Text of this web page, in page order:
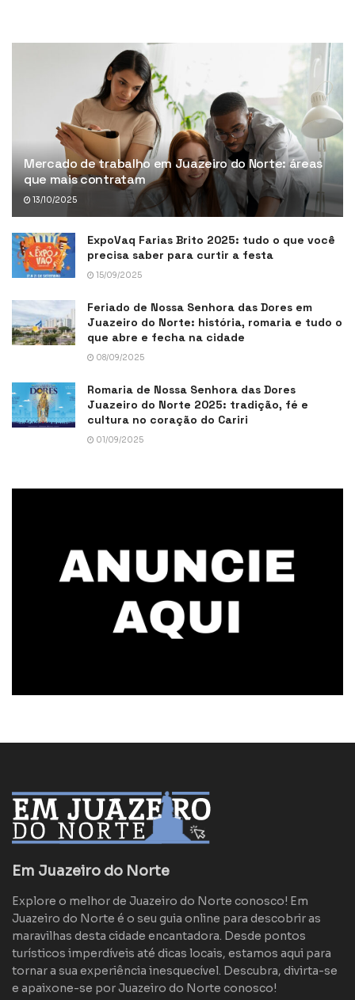
Mercado de trabalho em Juazeiro do Norte: áreas
que mais contratam
13/10/2025
ExpoVaq Farias Brito 2025: tudo o que você
precisa saber para curtir a festa
15/09/2025
Feriado de Nossa Senhora das Dores em
Juazeiro do Norte: história, romaria e tudo o
que abre e fecha na cidade
08/09/2025
Romaria de Nossa Senhora das Dores
Juazeiro do Norte 2025: tradição, fé e
cultura no coração do Cariri
01/09/2025
Em Juazeiro do Norte
Explore o melhor de Juazeiro do Norte conosco! Em
Juazeiro do Norte é o seu guia online para descobrir as
maravilhas desta cidade encantadora. Desde pontos
turísticos imperdíveis até dicas locais, estamos aqui para
tornar a sua experiência inesquecível. Descubra, divirta-se
e apaixone-se por Juazeiro do Norte conosco!